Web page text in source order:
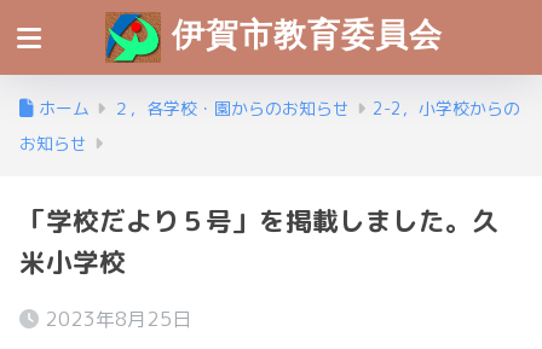
伊賀市教育委員会
ホーム ２，各学校・園からのお知らせ
2-2，小学校からの
お知らせ
「学校だより５号」を掲載しました。久
米小学校
2023年8月25日